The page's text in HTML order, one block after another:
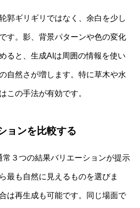
郭ギリギリではなく、余白を少し
す。影、背景パターンや色の変化
ると、生成AIは周囲の情報を使い
自然さが増します。特に草木や水
この手法が有効です。
ョンを比較する
３つの結果バリエーションが提示
最も自然に見えるものを選びま
は再生成も可能です。同じ場面で